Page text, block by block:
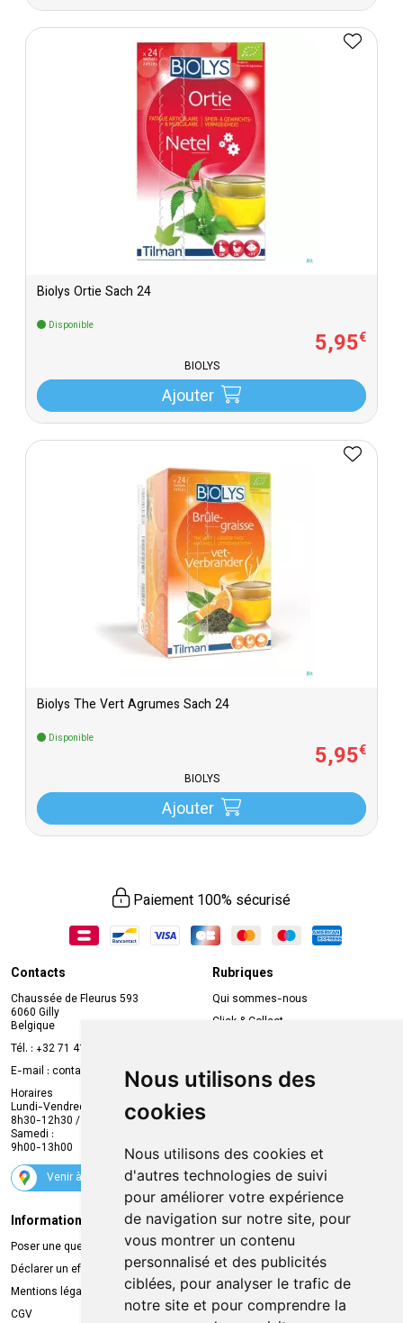
Nous utilisons des
cookies
Nous utilisons des cookies et
d'autres technologies de suivi
pour améliorer votre expérience
de navigation sur notre site, pour
vous montrer un contenu
personnalisé et des publicités
ciblées, pour analyser le trafic de
notre site et pour comprendre la
Biolys Ortie Sach 24
Disponible
5,95€
BIOLYS
Ajouter
Biolys The Vert Agrumes Sach 24
Disponible
5,95€
BIOLYS
Ajouter
Paiement 100% sécurisé
Contacts
Chaussée de Fleurus 593
6060 Gilly
Belgique
Tél. : +32 71 41 32 10
E-mail : contact
mvapharma.be
Horaires
Lundi-Vendredi :
8h30-12h30 / 13h30-18h30
Samedi :
9h00-13h00
Venir à la pharmacie
Rubriques
Qui sommes-nous
Click & Collect
Compte professionnel
Envoi d’ordonnance
Suivez-nous
Informations légales
Poser une question
Déclarer un effet indésirable
Mentions légales
CGV
Livraison
Retrait à la pharmacie
Livraison chez vous
Livraison dans un Point Relais